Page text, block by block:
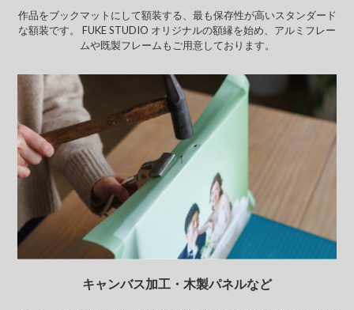
作品をブックマットにして額装する、最も保存性が高いスタンダード
な額装です。 FUKE STUDIO オリジナルの額縁を始め、 アルミフレー
ムや既製フレームもご用意しております。
キャンバス加工・木製パネルなど